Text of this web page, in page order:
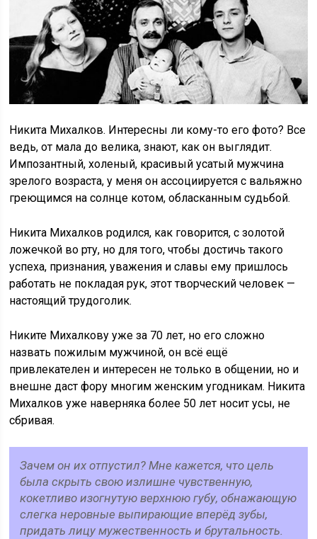
Никита Михалков. Интересны ли кому-то его фото? Все
ведь, от мала до велика, знают, как он выглядит.
Импозантный, холеный, красивый усатый мужчина
зрелого возраста, у меня он ассоциируется с вальяжно
греющимся на солнце котом, обласканным судьбой.
Никита Михалков родился, как говорится, с золотой
ложечкой во рту, но для того, чтобы достичь такого
успеха, признания, уважения и славы ему пришлось
работать не покладая рук, этот творческий человек —
настоящий трудоголик.
Никите Михалкову уже за 70 лет, но его сложно
назвать пожилым мужчиной, он всё ещё
привлекателен и интересен не только в общении, но и
внешне даст фору многим женским угодникам. Никита
Михалков уже наверняка более 50 лет носит усы, не
сбривая.
Зачем он их отпустил? Мне кажется, что цель
была скрыть свою излишне чувственную,
кокетливо изогнутую верхнюю губу, обнажающую
слегка неровные выпирающие вперёд зубы,
придать лицу мужественность и брутальность.